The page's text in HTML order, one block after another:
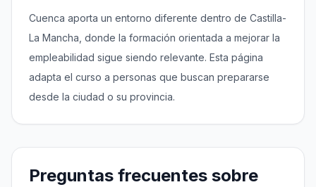
Cuenca aporta un entorno diferente dentro de Castilla-
La Mancha, donde la formación orientada a mejorar la
empleabilidad sigue siendo relevante. Esta página
adapta el curso a personas que buscan prepararse
desde la ciudad o su provincia.
Preguntas frecuentes sobre